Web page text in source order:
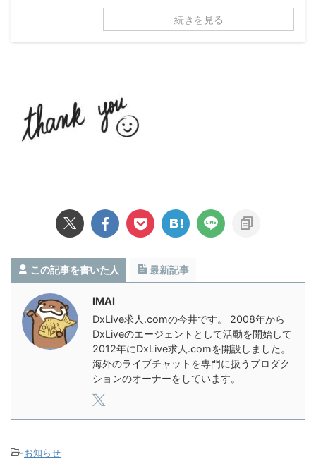
続きを見る
この記事を書いた人 最新記事
IMAI
DxLive求人.comの今井です。 2008年から
DxLiveのエージェントとして活動を開始して
2012年にDxLive求人.comを開設しました。
海外のライブチャットを専門に扱うプロダク
ションのオーナーをしています。
-お知らせ